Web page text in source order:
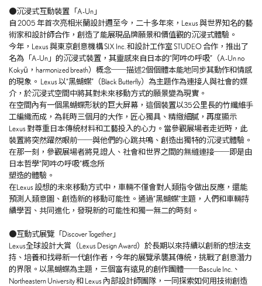
●沉浸式互動裝置「A-Un」
自 2005 年首次亮相米蘭設計週至今，二十多年來，Lexus 與世界知名的藝
術家和設計師合作，創造了能展現品牌願景和價值觀的沉浸式體驗。
今年，Lexus 與東京創意機構 SIX Inc. 和設計工作室 STUDEO 合作，推出了
名為「A-Un」的沉浸式裝置，其靈感來自日本的“阿吽の呼吸”（A-Un no
Kokyū，harmonized breath）概念──描述2個個體本能地同步其動作和情感
的現象。 Lexus 以“黑蝴蝶”（Black Butterfly）為主題作為連接人與社會的媒
介，於沉浸式空間中將其對未來移動方式的願景變為現實。
在空間內有一個黑蝴蝶形狀的巨大屏幕，這個裝置以35公里長的竹纖維手
工編織而成，為耗時三個月的大作，匠心獨具、精緻細膩，再度顯示
Lexus 對尊重日本傳統材料和工藝投入的心力。當參觀展場者走近時，此
裝置將突然躍然眼前──與他們的心跳共鳴、創造出獨特的沉浸式體驗。
在那一刻，參觀展場者將見證人、社會和世界之間的無縫連接──即是由
日本哲學“阿吽の呼吸”概念所
塑造的體驗。
在Lexus 設想的未來移動方式中，車輛不僅會對人類指令做出反應，還能
預測人類意圖、創造新的移動可能性。通過”黑蝴蝶”主題，人們和車輛持
續學習、共同進化，發現新的可能性和獨一無二的時刻。
●互動式展覽「Discover Together」
Lexus全球設計大賞（Lexus Design Award）於長期以來持續以創新的想法支
持、培養和找尋新一代創作者，今年的展覽承襲其傳統，挑戰了創意潛力
的界限。以黑蝴蝶為主題，三個富有遠見的創作團體──Bascule Inc.、
Northeastern University 和 Lexus 內部設計師團隊，一同探索如何用技術創造